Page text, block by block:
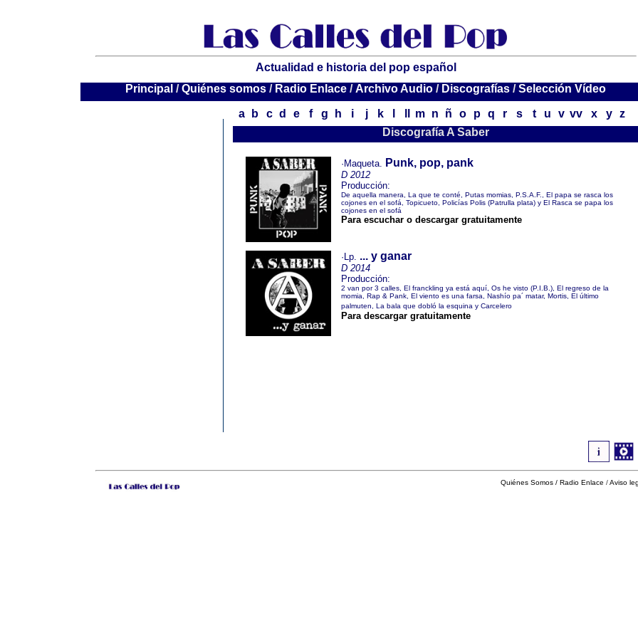
Quiénes Somos / Radio Enlace /Aviso
Principal / Quiénes somos / Radio Enlace / Archivo Audio / Discografías /Selección Vídeo
Actualidad e historia del pop español
Discografía A Saber
a b c d e f g h i j k m n ñ o p q r s t u v vv x y z
·Maqueta. Punk, pop, pank
D 2012
Producción:
De aquella manera, La que te conté, Putas momias, P.S.A.F., El papa se rasca los
cojones en el sofá, Topicueto, Policías Polis (Patrulla plata) y El Rasca se papa los
cojones en el sofá
Para escuchar o descargar gratuitamente
·Lp. ... y ganar
D 2014
Producción:
2 van por 3 calles, El franckling ya está aquí, Os he visto (P.I.B.), El regreso de la
momia, Rap & Pank, El viento es una farsa, Nashío pa´ matar, Mortis, El último
palmuten, La bala que dobló la esquina y Carcelero
Para descargar gratuitamente